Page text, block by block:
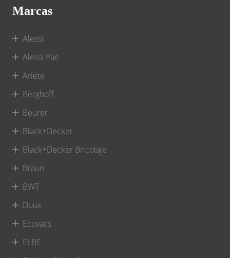
Marcas
Alessi
Alessi Pae
Ariete
Berghoff
Beurer
Black+Decker
Black+Decker Bricolaje
Braun
BWT
Duux
Ecovacs
ELBE